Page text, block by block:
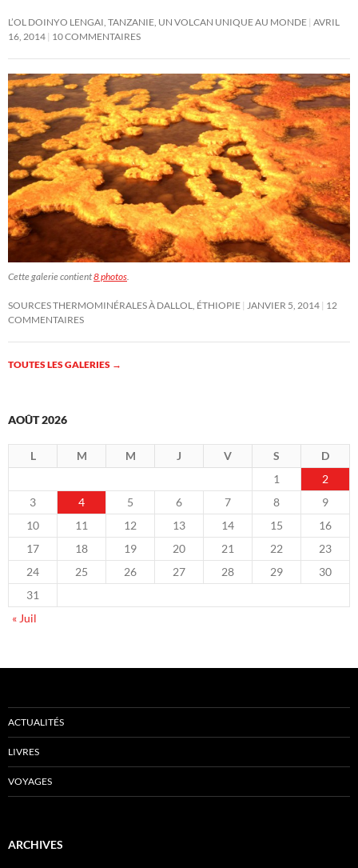
L’OL DOINYO LENGAI, TANZANIE, UN VOLCAN UNIQUE AU MONDE AVRIL
16, 2014 10 COMMENTAIRES
Cette galerie contient8 photos.
SOURCES THERMOMINÉRALES À DALLOL, ÉTHIOPIE JANVIER 5, 2014 12
COMMENTAIRES
TOUTES LES GALERIES →
AOÛT 2026
L M M J V S
D
1
2
3
4 5 6 7 8
9
10
11 12 13 14 15
16
17
18 19 20 21 22
23
24
25 26 27 28 29
30
31
« Juil
ACTUALITÉS
LIVRES
VOYAGES
ARCHIVES